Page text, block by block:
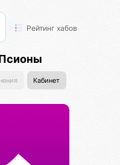
Рейтинг хабов
Кабинет